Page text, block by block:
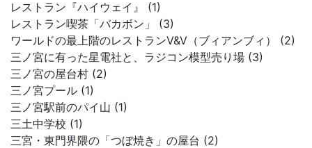
レストラン『ハイウェイ』 (1)
レストラン喫茶「バカボン」 (3)
ワールドの最上階のレストランV&V（ブィアンブィ） (2)
三ノ宮に有った星電社と、ラジコン模型売り場 (3)
三ノ宮の屋台村 (2)
三ノ宮プール (1)
三ノ宮駅前のパイ山 (1)
三土中学校 (1)
三宮・東門界隈の「つぼ焼き」の屋台 (2)